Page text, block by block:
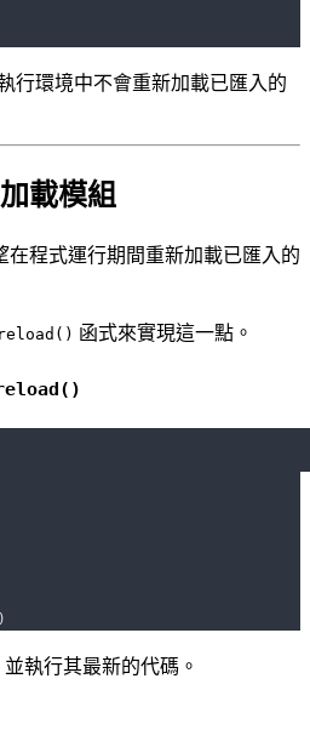
行環境中不會重新加載已匯入的
載模組
在程式運行期間重新加載已匯入的
函式來實現這一點。
)
並執行其最新的代碼。